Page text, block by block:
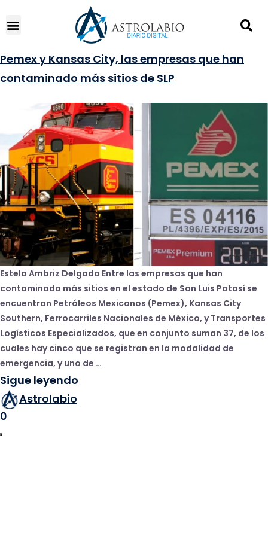
Pemex y Kansas City, las empresas que han
contaminado más sitios de SLP
Estela Ambriz Delgado Entre las empresas que han
contaminado más sitios en el estado de San Luis Potosí se
encuentran Petróleos Mexicanos (Pemex), Kansas City
Southern, Ferrocarriles Nacionales de México, y Transportes
Logísticos Especializados, que en conjunto suman 37, de los
cuales hay cinco que se registran en la modalidad de
emergencia, y uno de …
Sigue leyendo
Astrolabio
0